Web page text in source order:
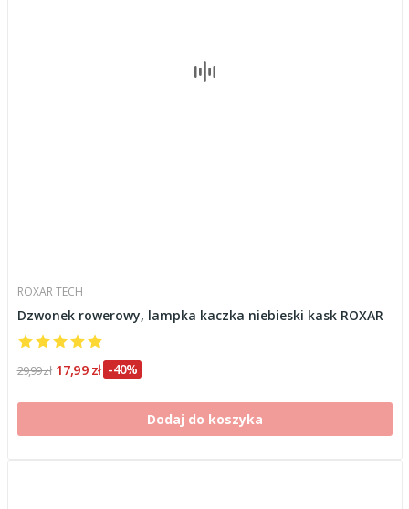
ROXAR TECH
Dzwonek rowerowy, lampka kaczka niebieski kask ROXAR
29,99 zł 17,99 zł -40%
Dodaj do koszyka